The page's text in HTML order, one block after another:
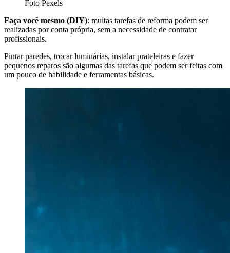
Foto Pexels
Faça você mesmo (DIY): muitas tarefas de reforma podem ser
realizadas por conta própria, sem a necessidade de contratar
profissionais.
Pintar paredes, trocar luminárias, instalar prateleiras e fazer
pequenos reparos são algumas das tarefas que podem ser feitas com
um pouco de habilidade e ferramentas básicas.